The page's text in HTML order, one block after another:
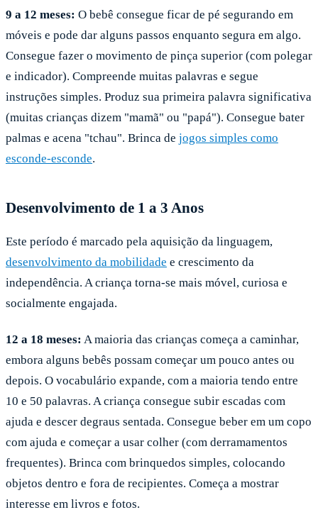
9 a 12 meses: O bebê consegue ficar de pé segurando em
móveis e pode dar alguns passos enquanto segura em algo.
Consegue fazer o movimento de pinça superior (com polegar
e indicador). Compreende muitas palavras e segue
instruções simples. Produz sua primeira palavra significativa
(muitas crianças dizem "mamã" ou "papá"). Consegue bater
palmas e acena "tchau". Brinca de jogos simples como
esconde-esconde.
Desenvolvimento de 1 a 3 Anos
Este período é marcado pela aquisição da linguagem,
desenvolvimento da mobilidade e crescimento da
independência. A criança torna-se mais móvel, curiosa e
socialmente engajada.
12 a 18 meses: A maioria das crianças começa a caminhar,
embora alguns bebês possam começar um pouco antes ou
depois. O vocabulário expande, com a maioria tendo entre
10 e 50 palavras. A criança consegue subir escadas com
ajuda e descer degraus sentada. Consegue beber em um copo
com ajuda e começar a usar colher (com derramamentos
frequentes). Brinca com brinquedos simples, colocando
objetos dentro e fora de recipientes. Começa a mostrar
interesse em livros e fotos.